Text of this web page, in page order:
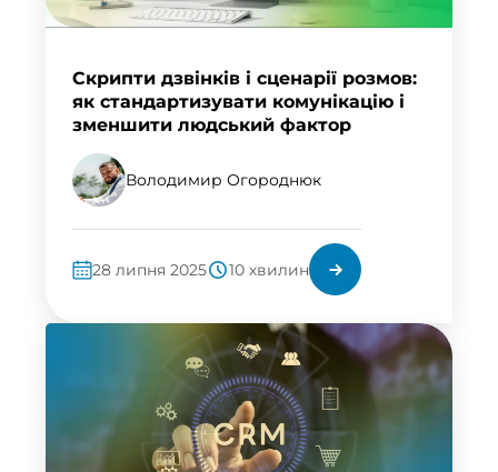
Скрипти дзвінків і сценарії розмов:
як стандартизувати комунікацію і
зменшити людський фактор
Володимир Огороднюк
28 липня 2025 10 хвилин